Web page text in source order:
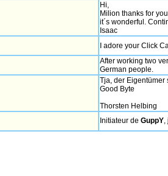
Hi,
Milion thanks for
it´s wonderful.
Isaac
I adore your Click
After working two
German people.
Tja, der Eigentümer
Good Byte
Thorsten Helbing
Initiateur de GuppY,